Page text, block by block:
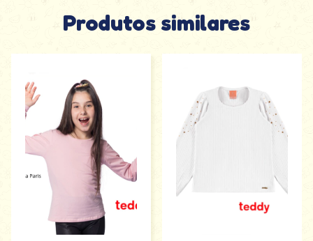
Produtos similares